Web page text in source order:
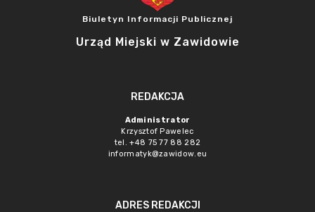
Biuletyn Informacji Publicznej
Urząd Miejski w Zawidowie
REDAKCJA
Administrator
Krzysztof Pawelec
tel. +48 75 77 88 282
informatyk@zawidow.eu
ADRES REDAKCJI